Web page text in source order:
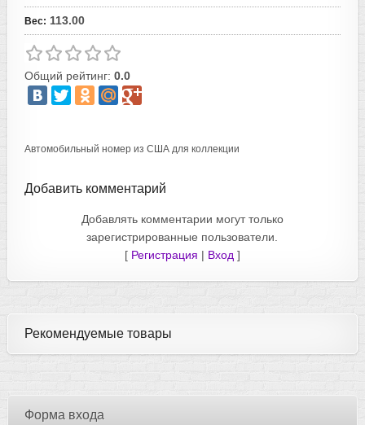
Вес: 113.00
Общий рейтинг: 0.0
Автомобильный номер из США для коллекции
Добавить комментарий
Добавлять комментарии могут только
зарегистрированные пользователи.
[ Регистрация | Вход ]
Рекомендуемые товары
Форма входа